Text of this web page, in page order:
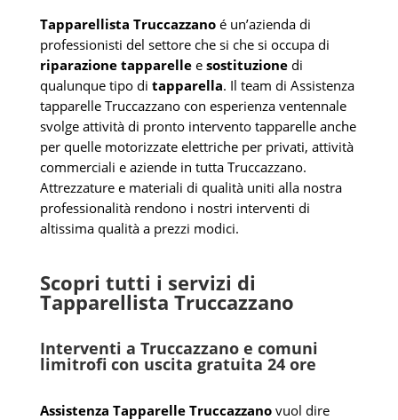
Tapparellista Truccazzanoé un’azienda di
professionisti del settore che si che si occupa di
riparazione tapparellee sostituzionedi
qualunque tipo di tapparella. Il team di Assistenza
tapparelle Truccazzano con esperienza ventennale
svolge attività di pronto intervento tapparelle anche
per quelle motorizzate elettriche per privati, attività
commerciali e aziende in tutta Truccazzano.
Attrezzature e materiali di qualità uniti alla nostra
professionalità rendono i nostri interventi di
altissima qualità a prezzi modici.
Scopri tutti i servizi di
Tapparellista Truccazzano
Interventi a Truccazzano e comuni
limitrofi con uscita gratuita 24 ore
Assistenza Tapparelle Truccazzanovuol dire